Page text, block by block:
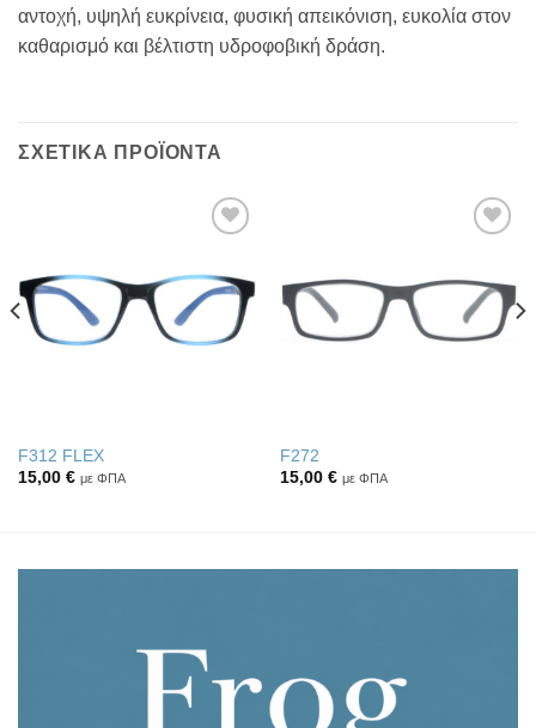
αντοχή, υψηλή ευκρίνεια, φυσική απεικόνιση, ευκολία στον
καθαρισμό και βέλτιστη υδροφοβική δράση.
ΣΧΕΤΙΚΆ ΠΡΟΪΌΝΤΑ
επιθυμιών
F312 FLEX
15,00 € με ΦΠΑ
επιθυμιών
F272
15,00 € με ΦΠΑ